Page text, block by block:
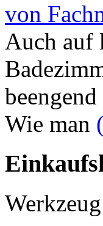
von
Auch auf
Wie man